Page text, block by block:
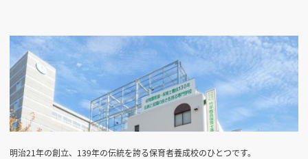
明治21年の創立、139年の伝統を誇る保育者養成校のひとつです。